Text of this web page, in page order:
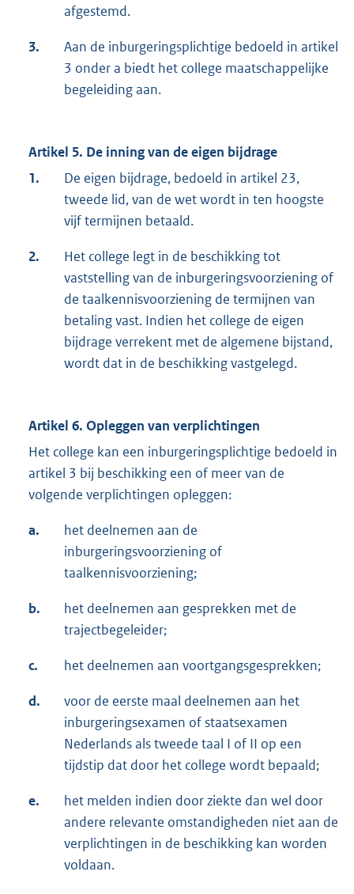
afgestemd.
3.
Aan de inburgeringsplichtige bedoeld in artikel
3 onder a biedt het college maatschappelijke
begeleiding aan.
Artikel 5. De inning van de eigen bijdrage
1.
De eigen bijdrage, bedoeld in artikel 23,
tweede lid, van de wet wordt in ten hoogste
vijf termijnen betaald.
2.
Het college legt in de beschikking tot
vaststelling van de inburgeringsvoorziening of
de taalkennisvoorziening de termijnen van
betaling vast. Indien het college de eigen
bijdrage verrekent met de algemene bijstand,
wordt dat in de beschikking vastgelegd.
Artikel 6. Opleggen van verplichtingen
Het college kan een inburgeringsplichtige bedoeld in
artikel 3 bij beschikking een of meer van de
volgende verplichtingen opleggen:
a.
het deelnemen aan de
inburgeringsvoorziening of
taalkennisvoorziening;
b.
het deelnemen aan gesprekken met de
trajectbegeleider;
c. het deelnemen aan voortgangsgesprekken;
d.
voor de eerste maal deelnemen aan het
inburgeringsexamen of staatsexamen
Nederlands als tweede taal I of II op een
tijdstip dat door het college wordt bepaald;
e.
het melden indien door ziekte dan wel door
andere relevante omstandigheden niet aan de
verplichtingen in de beschikking kan worden
voldaan.